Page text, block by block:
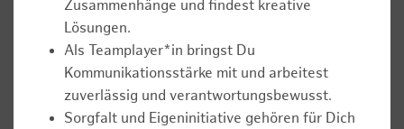
Zusammenhänge und findest kreative
Lösungen.
Als Teamplayer*in bringst Du
Kommunikationsstärke mit und arbeitest
zuverlässig und verantwortungsbewusst.
Sorgfalt und Eigeninitiative gehören für Dich